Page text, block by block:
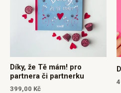
Díky, že Tě mám! pro
partnera či partnerku
399,00 Kč